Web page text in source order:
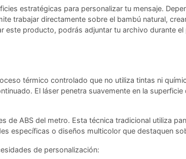
estratégicas para personalizar tu mensaje.
trabajar directamente sobre el bambú natural,
este producto, podrás adjuntar tu archivo durante
térmico controlado que no utiliza tintas ni
El láser penetra suavemente en la
de ABS del metro. Esta técnica tradicional utiliza
específicas o diseños multicolor que destaquen
de personalización: